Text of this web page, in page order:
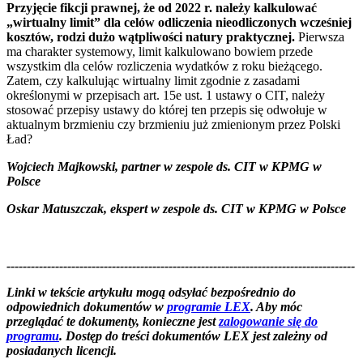
Przyjęcie fikcji prawnej, że od 2022 r. należy kalkulować
„wirtualny limit” dla celów odliczenia nieodliczonych wcześniej
kosztów, rodzi dużo wątpliwości natury praktycznej. Pierwsza
ma charakter systemowy, limit kalkulowano bowiem przede
wszystkim dla celów rozliczenia wydatków z roku bieżącego.
Zatem, czy kalkulując wirtualny limit zgodnie z zasadami
określonymi w przepisach art. 15e ust. 1 ustawy o CIT, należy
stosować przepisy ustawy do której ten przepis się odwołuje w
aktualnym brzmieniu czy brzmieniu już zmienionym przez Polski
Ład?
Wojciech Majkowski, partner w zespole ds. CIT w KPMG w
Polsce
Oskar Matuszczak, ekspert w zespole ds. CIT w KPMG w Polsce
--------------------------------------------------------------------------------------
Linki w tekście artykułu mogą odsyłać bezpośrednio do
odpowiednich dokumentów w programie LEX. Aby móc
przeglądać te dokumenty, konieczne jestzalogowanie się do
programu. Dostęp do treści dokumentów LEX jest zależny od
posiadanych licencji.